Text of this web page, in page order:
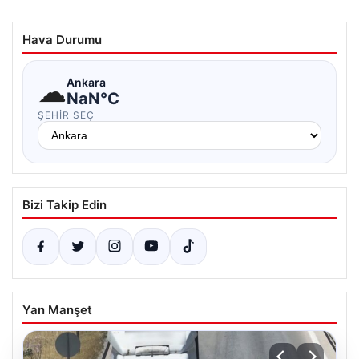
Hava Durumu
☁Ankara
NaN°C
ŞEHIR SEÇ
Bizi Takip Edin
Yan Manşet